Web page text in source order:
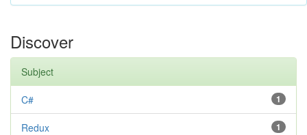
Discover
Subject
1
C#
1
Redux